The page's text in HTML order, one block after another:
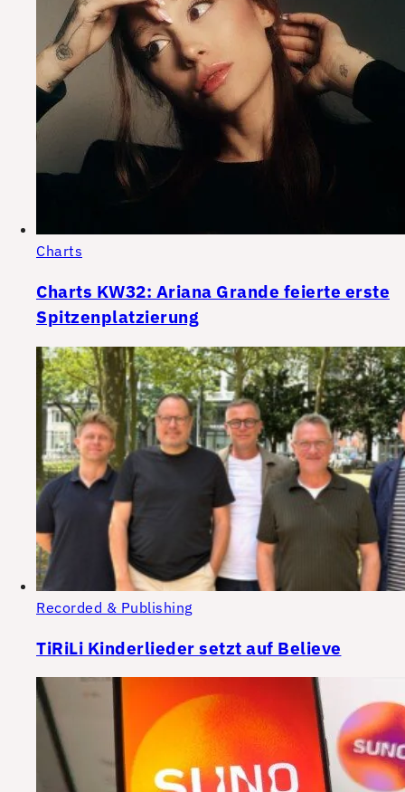
Charts
Charts KW32: Ariana Grande feierte erste
Spitzenplatzierung
Recorded & Publishing
TiRiLi Kinderlieder setzt auf Believe